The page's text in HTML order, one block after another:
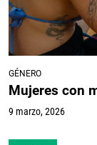
GÉNERO
Mujeres con
9 marzo, 2026